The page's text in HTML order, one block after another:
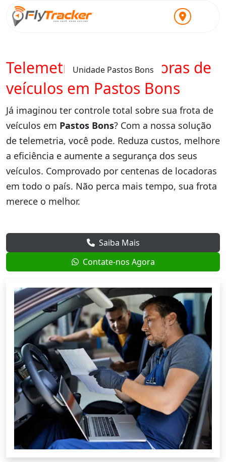
Unidade Pastos Bons
Telemetria para locadoras de
veículos em Pastos Bons
Já imaginou ter controle total sobre sua frota de
veículos em Pastos Bons? Com a nossa solução
de telemetria, você pode. Reduza custos, melhore
a eficiência e aumente a segurança dos seus
veículos. Comprovado por centenas de locadoras
em todo o país. Não perca mais tempo, sua frota
merece o melhor.
Saiba Mais
Contate-nos Agora